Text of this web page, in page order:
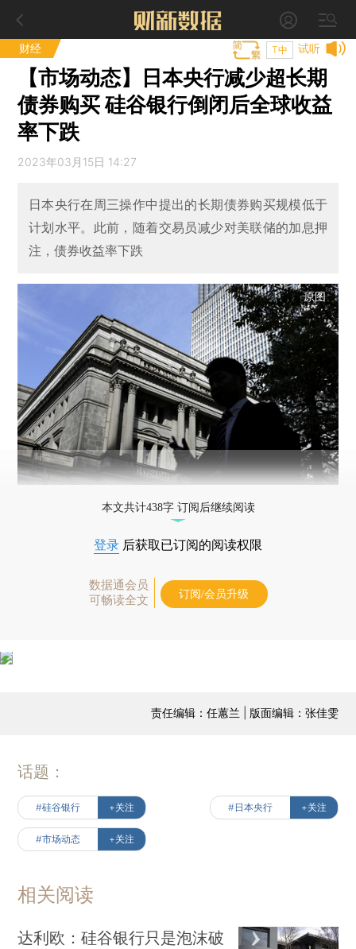
财经 试听
T中
【市场动态】日本央行减少超长期
债券购买 硅谷银行倒闭后全球收益
率下跌
2023年03月15日 14:27
日本央行在周三操作中提出的长期债券购买规模低于
计划水平。此前，随着交易员减少对美联储的加息押
注，债券收益率下跌
原图
本文共计438字 订阅后继续阅读
登录 后获取已订阅的阅读权限
数据通会员
可畅读全文
订阅/会员升级
责任编辑：任蕙兰 | 版面编辑：张佳雯
话题：
#硅谷银行 +关注 #日本央行 +关注
#市场动态 +关注
相关阅读
达利欧：硅谷银行只是泡沫破